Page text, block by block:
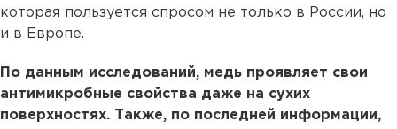
которая пользуется спросом не только в России, но
и в Европе.
По данным исследований, медь проявляет свои
антимикробные свойства даже на сухих
поверхностях. Также, по последней информации,